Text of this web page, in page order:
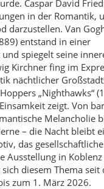
Caspar David
in der Romantik,
darzustellen. Van
entstand in einer
spiegelt seine
Kirchner fing im
nächtlicher
„Nighthawks“
zeigt. Von
Melancholie
– die Nacht bleibt
das
Ausstellung in
diesem Thema seit
zum 1. März 2026.